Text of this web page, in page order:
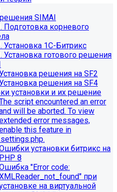
модуль SIMAI-
организации
согласно которому в
и скрыть таблицы.
SIMAI
Подготовка корневого
Установка 1С-Битрикс
Установка готового решения
решения на SF2
решения на SF4
установки и их решение
script encountered an error
will be aborted. To view
error messages,
this feature in
установки битрикс на
PHP 8
"Error сode:
при
на виртуальной